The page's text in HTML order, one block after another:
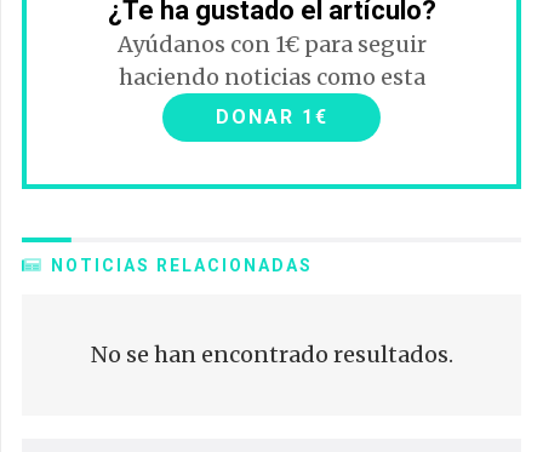
¿Te ha gustado el artículo?
Ayúdanos con 1€ para seguir
haciendo noticias como esta
DONAR 1€
NOTICIAS RELACIONADAS
No se han encontrado resultados.